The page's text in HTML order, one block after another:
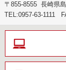
〒855-8555 長崎県
TEL:0957-63-1111